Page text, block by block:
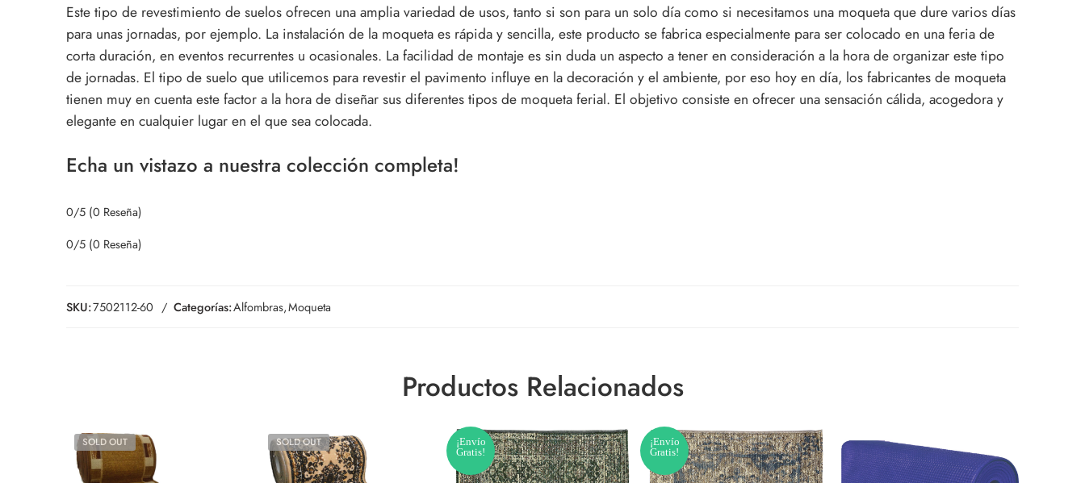
Este tipo de revestimiento de suelos ofrecen una amplia variedad de usos, tanto si son para un solo día como si necesitamos una moqueta que dure varios días
para unas jornadas, por ejemplo. La instalación de la moqueta es rápida y sencilla, este producto se fabrica especialmente para ser colocado en una feria de
corta duración, en eventos recurrentes u ocasionales. La facilidad de montaje es sin duda un aspecto a tener en consideración a la hora de organizar este tipo
de jornadas. El tipo de suelo que utilicemos para revestir el pavimento influye en la decoración y el ambiente, por eso hoy en día, los fabricantes de moqueta
tienen muy en cuenta este factor a la hora de diseñar sus diferentes tipos de moqueta ferial. El objetivo consiste en ofrecer una sensación cálida, acogedora y
elegante en cualquier lugar en el que sea colocada.
Echa un vistazo a nuestra colección completa!
0/5 (0 Reseña)
0/5 (0 Reseña)
SKU:7502112-60 Categorías:Alfombras,Moqueta
Productos Relacionados
SOLD OUT SOLD OUT
¡Envío
Gratis!
¡Envío
Gratis!